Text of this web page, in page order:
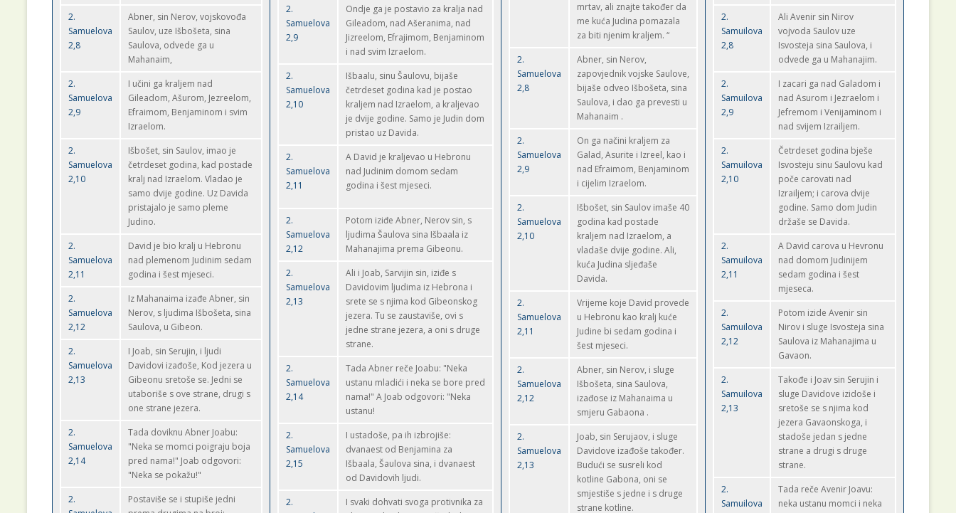
2.
Samuelova
2,8
Abner, sin Nerov, vojskovođa
Saulov, uze Išbošeta, sina
Saulova, odvede ga u
Mahanaim,
2.
Samuelova
2,9
I učini ga kraljem nad
Gileadom, Ašurom, Jezreelom,
Efraimom, Benjaminom i svim
Izraelom.
2.
Samuelova
2,10
Išbošet, sin Saulov, imao je
četrdeset godina, kad postade
kralj nad Izraelom. Vladao je
samo dvije godine. Uz Davida
pristajalo je samo pleme
Judino.
2.
Samuelova
2,11
David je bio kralj u Hebronu
nad plemenom Judinim sedam
godina i šest mjeseci.
2.
Samuelova
2,12
Iz Mahanaima izađe Abner, sin
Nerov, s ljudima Išbošeta, sina
Saulova, u Gibeon.
2.
Samuelova
2,13
I Joab, sin Serujin, i ljudi
Davidovi izađoše, Kod jezera u
Gibeonu sretoše se. Jedni se
utaboriše s ove strane, drugi s
one strane jezera.
2.
Samuelova
2,14
Tada doviknu Abner Joabu:
"Neka se momci poigraju boja
pred nama!" Joab odgovori:
"Neka se pokažu!"
2.
Postaviše se i stupiše jedni
2.
Samuelova
2,9
Ondje ga je postavio za kralja nad
Gileadom, nad Ašeranima, nad
Jizreelom, Efrajimom, Benjaminom
i nad svim Izraelom.
2.
Samuelova
2,10
Išbaalu, sinu Šaulovu, bijaše
četrdeset godina kad je postao
kraljem nad Izraelom, a kraljevao
je dvije godine. Samo je Judin dom
pristao uz Davida.
2.
Samuelova
2,11
A David je kraljevao u Hebronu
nad Judinim domom sedam
godina i šest mjeseci.
2.
Samuelova
2,12
Potom iziđe Abner, Nerov sin, s
ljudima Šaulova sina Išbaala iz
Mahanajima prema Gibeonu.
2.
Samuelova
2,13
Ali i Joab, Sarvijin sin, iziđe s
Davidovim ljudima iz Hebrona i
srete se s njima kod Gibeonskog
jezera. Tu se zaustaviše, ovi s
jedne strane jezera, a oni s druge
strane.
2.
Samuelova
2,14
Tada Abner reče Joabu: "Neka
ustanu mladići i neka se bore pred
nama!" A Joab odgovori: "Neka
ustanu!
2.
Samuelova
2,15
I ustadoše, pa ih izbrojiše:
dvanaest od Benjamina za
Išbaala, Šaulova sina, i dvanaest
od Davidovih ljudi.
2.
I svaki dohvati svoga protivnika za
mrtav, ali znajte također da
me kuća Judina pomazala
za biti njenim kraljem. “
2.
Samuelova
2,8
Abner, sin Nerov,
zapovjednik vojske Saulove,
bijaše odveo Išbošeta, sina
Saulova, i dao ga prevesti u
Mahanaim .
2.
Samuelova
2,9
On ga načini kraljem za
Galad, Asurite i Izreel, kao i
nad Efraimom, Benjaminom
i cijelim Izraelom.
2.
Samuelova
2,10
Išbošet, sin Saulov imaše 40
godina kad postade
kraljem nad Izraelom, a
vladaše dvije godine. Ali,
kuća Judina sljeđaše
Davida.
2.
Samuelova
2,11
Vrijeme koje David provede
u Hebronu kao kralj kuće
Judine bi sedam godina i
šest mjeseci.
2.
Samuelova
2,12
Abner, sin Nerov, i sluge
Išbošeta, sina Saulova,
izađose iz Mahanaima u
smjeru Gabaona .
2.
Samuelova
2,13
Joab, sin Serujaov, i sluge
Davidove izađoše također.
Budući se susreli kod
kotline Gabona, oni se
smjestiše s jedne i s druge
strane kotline.
2.
Samuilova
2,8
Ali Avenir sin Nirov
vojvoda Saulov uze
Isvosteja sina Saulova, i
odvede ga u Mahanajim.
2.
Samuilova
2,9
I zacari ga nad Galadom i
nad Asurom i Jezraelom i
Jefremom i Venijaminom i
nad svijem Izrailjem.
2.
Samuilova
2,10
Četrdeset godina bješe
Isvosteju sinu Saulovu kad
poče carovati nad
Izrailjem; i carova dvije
godine. Samo dom Judin
držaše se Davida.
2.
Samuilova
2,11
A David carova u Hevronu
nad domom Judinijem
sedam godina i šest
mjeseca.
2.
Samuilova
2,12
Potom izide Avenir sin
Nirov i sluge Isvosteja sina
Saulova iz Mahanajima u
Gavaon.
2.
Samuilova
2,13
Takođe i Joav sin Serujin i
sluge Davidove izidoše i
sretoše se s njima kod
jezera Gavaonskoga, i
stadoše jedan s jedne
strane a drugi s druge
strane.
2.
Samuilova
Tada reče Avenir Joavu:
neka ustanu momci i neka